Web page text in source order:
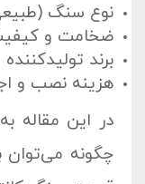
نوع سنگ
ضخامت و
برند تولیدکننده
هزینه نصب و
در این مقاله
چگونه می‌توان